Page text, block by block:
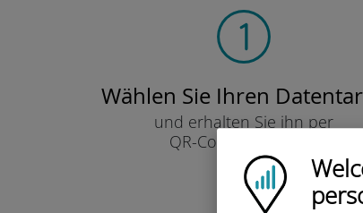
Ubigi logo
Wählen Sie Ihren
und erhalten Sie ihn per
QR-Code per E-Mail.
Schnell!